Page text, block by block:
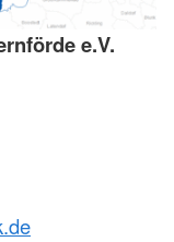
e.V.